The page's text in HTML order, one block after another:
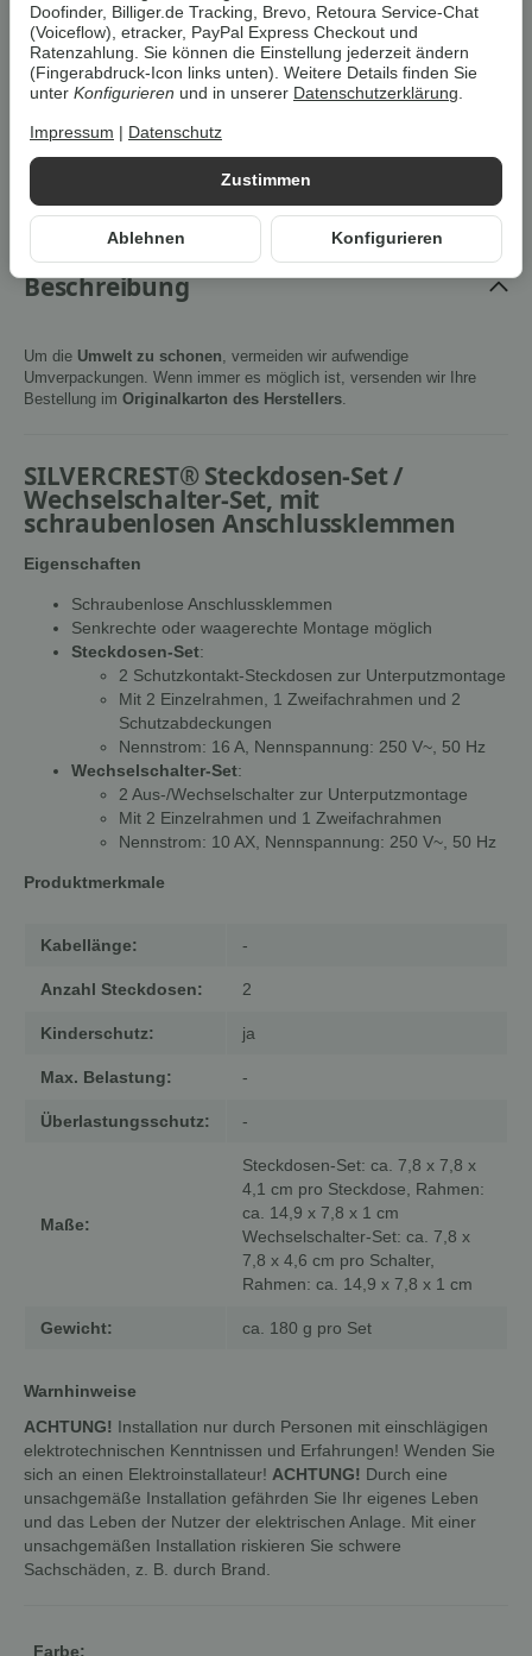
Artikel zurzeit vergriffen
4052916294017Z2
HAN:
Kategorie:Stromversorgung
Beschreibung
Um die Umwelt zu schonen, vermeiden wir aufwendige
Umverpackungen. Wenn immer es möglich ist, versenden wir Ihre
Bestellung im Originalkarton des Herstellers.
SILVERCREST® Steckdosen-Set /
Wechselschalter-Set, mit
schraubenlosen Anschlussklemmen
Eigenschaften
Schraubenlose Anschlussklemmen
Senkrechte oder waagerechte Montage möglich
Steckdosen-Set:
2 Schutzkontakt-Steckdosen zur Unterputzmontage
Mit 2 Einzelrahmen, 1 Zweifachrahmen und 2
Schutzabdeckungen
Nennstrom: 16 A, Nennspannung: 250 V~, 50 Hz
Wechselschalter-Set:
2 Aus-/Wechselschalter zur Unterputzmontage
Mit 2 Einzelrahmen und 1 Zweifachrahmen
Nennstrom: 10 AX, Nennspannung: 250 V~, 50 Hz
Produktmerkmale
Kabellänge: -
Anzahl Steckdosen: 2
Kinderschutz: ja
Max. Belastung: -
Überlastungsschutz: -
Maße:
Steckdosen-Set: ca. 7,8 x 7,8 x
4,1 cm pro Steckdose, Rahmen:
ca. 14,9 x 7,8 x 1 cm
Wechselschalter-Set: ca. 7,8 x
7,8 x 4,6 cm pro Schalter,
Rahmen: ca. 14,9 x 7,8 x 1 cm
Gewicht: ca. 180 g pro Set
Warnhinweise
ACHTUNG! Installation nur durch Personen mit einschlägigen
elektrotechnischen Kenntnissen und Erfahrungen! Wenden Sie
sich an einen Elektroinstallateur! ACHTUNG! Durch eine
unsachgemäße Installation gefährden Sie Ihr eigenes Leben
und das Leben der Nutzer der elektrischen Anlage. Mit einer
unsachgemäßen Installation riskieren Sie schwere
Sachschäden, z. B. durch Brand.
Farbe:
Zustimmen
Ablehnen Konfigurieren
Doofinder, Billiger.de Tracking, Brevo, Retoura Service-Chat
(Voiceflow), etracker, PayPal Express Checkout und
Ratenzahlung. Sie können die Einstellung jederzeit ändern
(Fingerabdruck-Icon links unten). Weitere Details finden Sie
unter Konfigurieren und in unserer Datenschutzerklärung.
Impressum Datenschutz